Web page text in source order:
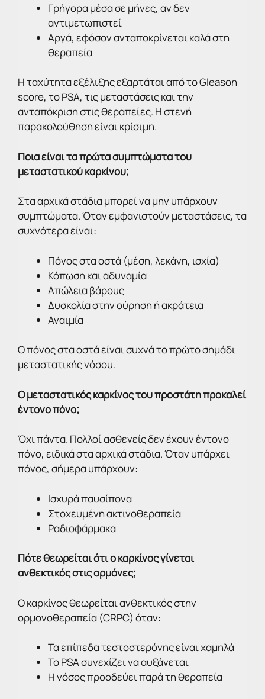
Γρήγορα μέσα σε μήνες, αν δεν
αντιμετωπιστεί
Αργά, εφόσον ανταποκρίνεται καλά στη
θεραπεία
Η ταχύτητα εξέλιξης εξαρτάται από το Gleason
score, το PSA, τις μεταστάσεις και την
ανταπόκριση στις θεραπείες. Η στενή
παρακολούθηση είναι κρίσιμη.
Ποια είναι τα πρώτα συμπτώματα του
μεταστατικού καρκίνου;
Στα αρχικά στάδια μπορεί να μην υπάρχουν
συμπτώματα. Όταν εμφανιστούν μεταστάσεις, τα
συχνότερα είναι:
Πόνος στα οστά (μέση, λεκάνη, ισχία)
Κόπωση και αδυναμία
Απώλεια βάρους
Δυσκολία στην ούρηση ή ακράτεια
Αναιμία
Ο πόνος στα οστά είναι συχνά το πρώτο σημάδι
μεταστατικής νόσου.
Ο μεταστατικός καρκίνος του προστάτη προκαλεί
έντονο πόνο;
Όχι πάντα. Πολλοί ασθενείς δεν έχουν έντονο
πόνο, ειδικά στα αρχικά στάδια. Όταν υπάρχει
πόνος, σήμερα υπάρχουν:
Ισχυρά παυσίπονα
Στοχευμένη ακτινοθεραπεία
Ραδιοφάρμακα
Πότε θεωρείται ότι ο καρκίνος γίνεται
ανθεκτικός στις ορμόνες;
Ο καρκίνος θεωρείται ανθεκτικός στην
ορμονοθεραπεία (CRPC) όταν:
Τα επίπεδα τεστοστερόνης είναι χαμηλά
Το PSA συνεχίζει να αυξάνεται
Η νόσος προοδεύει παρά τη θεραπεία